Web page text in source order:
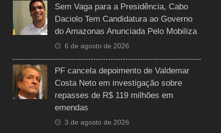
Sem Vaga para a Presidência, Cabo
Daciolo Tem Candidatura ao Governo
do Amazonas Anunciada Pelo Mobiliza
6 de agosto de 2026
PF cancela depoimento de Valdemar
Costa Neto em investigação sobre
repasses de R$ 119 milhões em
emendas
3 de agosto de 2026